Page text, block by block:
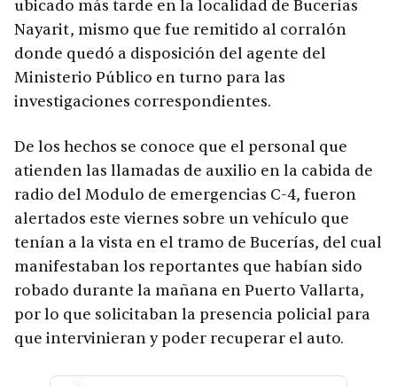
ubicado más tarde en la localidad de Bucerías
Nayarit, mismo que fue remitido al corralón
donde quedó a disposición del agente del
Ministerio Público en turno para las
investigaciones correspondientes.
De los hechos se conoce que el personal que
atienden las llamadas de auxilio en la cabida de
radio del Modulo de emergencias C-4, fueron
alertados este viernes sobre un vehículo que
tenían a la vista en el tramo de Bucerías, del cual
manifestaban los reportantes que habían sido
robado durante la mañana en Puerto Vallarta,
por lo que solicitaban la presencia policial para
que intervinieran y poder recuperar el auto.